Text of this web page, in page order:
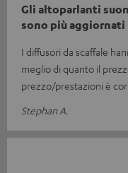
Gli altoparlanti
sono più aggiornati
I diffusori da scaffale
meglio di quanto il
prezzo/prestazioni è cor
Stephan A.